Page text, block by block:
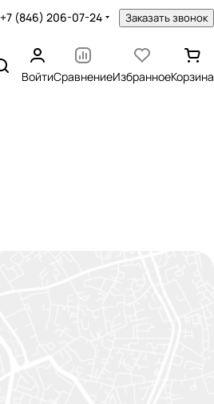
+7 (846) 206-07-24 Заказать звонок
ВойтиСравнениеИзбранноеКорзина